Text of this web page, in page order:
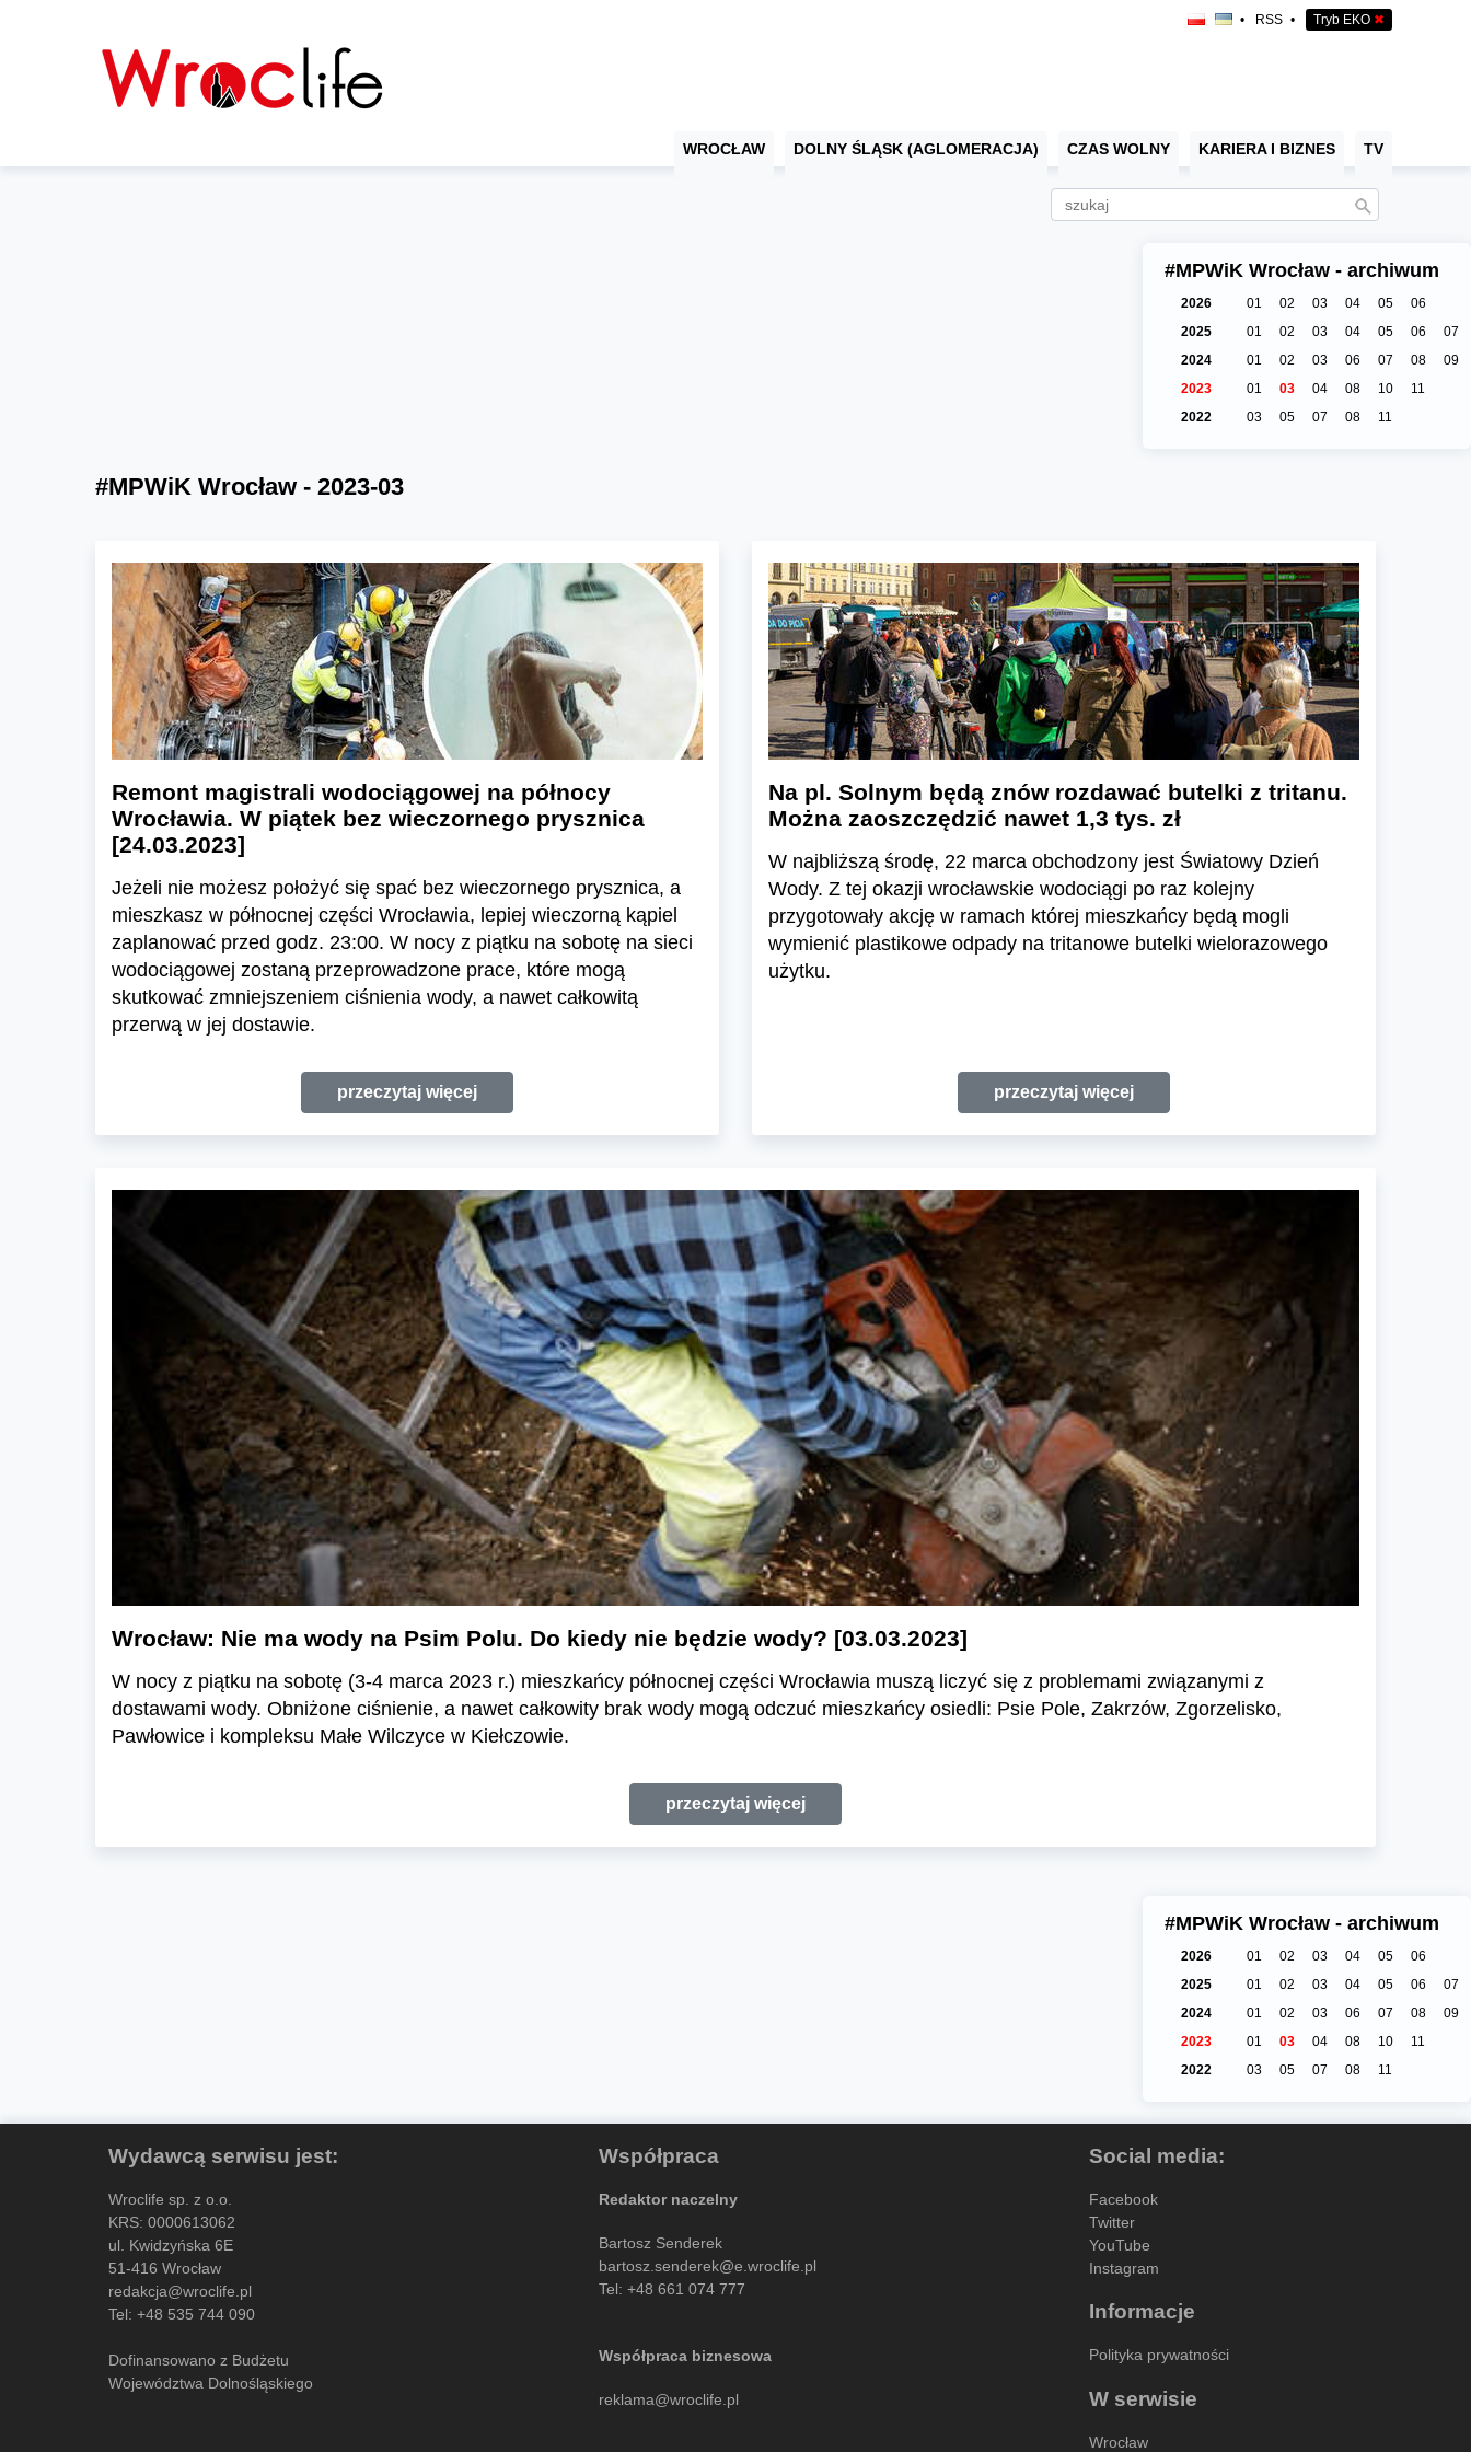
• RSS • Tryb EKO ✖
WROCŁAW DOLNY ŚLĄSK (AGLOMERACJA) CZAS WOLNY KARIERA I BIZNES TV
#MPWiK Wrocław - archiwum
2026 01 02 03 04 05
06
2025
01 02 03 04 05 06
07
2024
01 02 03 06 07 08
09
2023
01 03 04 08 10
11
2022
03 05 07 08 11
#MPWiK Wrocław - 2023-03
Remont magistrali wodociągowej na północy
Wrocławia. W piątek bez wieczornego prysznica
[24.03.2023]
Jeżeli nie możesz położyć się spać bez wieczornego prysznica, a
mieszkasz w północnej części Wrocławia, lepiej wieczorną kąpiel
zaplanować przed godz. 23:00. W nocy z piątku na sobotę na sieci
wodociągowej zostaną przeprowadzone prace, które mogą
skutkować zmniejszeniem ciśnienia wody, a nawet całkowitą
przerwą w jej dostawie.
przeczytaj więcej
Na pl. Solnym będą znów rozdawać butelki z tritanu.
Można zaoszczędzić nawet 1,3 tys. zł
W najbliższą środę, 22 marca obchodzony jest Światowy Dzień
Wody. Z tej okazji wrocławskie wodociągi po raz kolejny
przygotowały akcję w ramach której mieszkańcy będą mogli
wymienić plastikowe odpady na tritanowe butelki wielorazowego
użytku.
przeczytaj więcej
Wrocław: Nie ma wody na Psim Polu. Do kiedy nie będzie wody? [03.03.2023]
W nocy z piątku na sobotę (3-4 marca 2023 r.) mieszkańcy północnej części Wrocławia muszą liczyć się z problemami związanymi z
dostawami wody. Obniżone ciśnienie, a nawet całkowity brak wody mogą odczuć mieszkańcy osiedli: Psie Pole, Zakrzów, Zgorzelisko,
Pawłowice i kompleksu Małe Wilczyce w Kiełczowie.
przeczytaj więcej
#MPWiK Wrocław - archiwum
2026 01 02 03 04 05
06
2025
01 02 03 04 05 06
07
2024
01 02 03 06 07 08
09
2023
01 03 04 08 10
11
2022
03 05 07 08 11
Wydawcą serwisu jest:
Wroclife sp. z o.o.
KRS: 0000613062
ul. Kwidzyńska 6E
51-416 Wrocław
redakcja@wroclife.pl
Tel: +48 535 744 090
Dofinansowano z Budżetu
Województwa Dolnośląskiego
Współpraca
Redaktor naczelny
Bartosz Senderek
bartosz.senderek@e.wroclife.pl
Tel: +48 661 074 777
Współpraca biznesowa
reklama@wroclife.pl
Social media:
Facebook
Twitter
YouTube
Instagram
Informacje
Polityka prywatności
W serwisie
Wrocław